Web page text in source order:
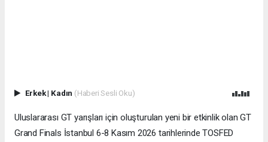
Erkek| Kadın (Haberi Sesli Oku)
Uluslararası GT yarışları için oluşturulan yeni bir etkinlik olan GT
Grand Finals İstanbul 6-8 Kasım 2026 tarihlerinde TOSFED